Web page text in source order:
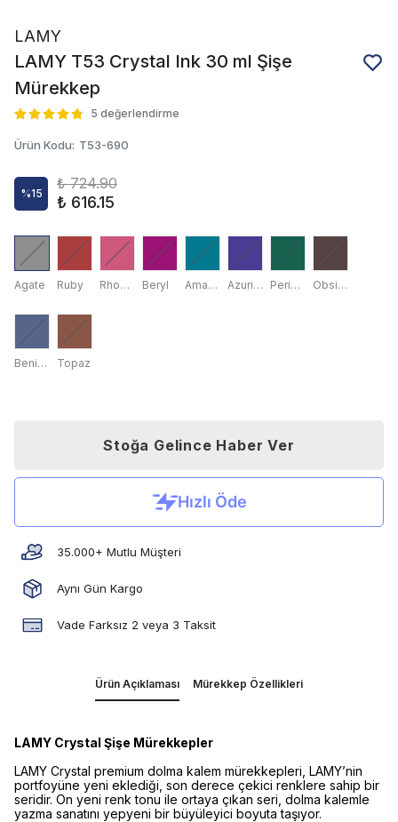
LAMY
LAMY T53 Crystal Ink 30 ml Şişe
Mürekkep
5 değerlendirme
Ürün Kodu: T53-690
%15
₺ 724.90
₺ 616.15
Agate Ruby Rhodonite Beryl Amazonite Azurite Peridot Obsidian
Benitoite Topaz
Stoğa Gelince Haber Ver
35.000+ Mutlu Müşteri
Aynı Gün Kargo
Vade Farksız 2 veya 3 Taksit
Ürün Açıklaması Mürekkep Özellikleri
LAMY Crystal Şişe Mürekkepler
LAMY Crystal premium dolma kalem mürekkepleri, LAMY’nin
portfoyüne yeni eklediği, son derece çekici renklere sahip bir
seridir. On yeni renk tonu ile ortaya çıkan seri, dolma kalemle
yazma sanatını yepyeni bir büyüleyici boyuta taşıyor.